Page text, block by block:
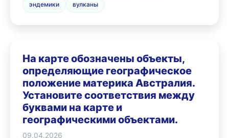
эндемики вулканы
На карте обозначены объекты,
определяющие географическое
положение материка Австралия.
Установите соответствия между
буквами на карте и
географическими объектами.
09.04.2026